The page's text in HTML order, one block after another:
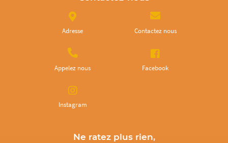
Adresse Contactez nous
Appelez nous Facebook
Instagram
Ne ratez plus rien,